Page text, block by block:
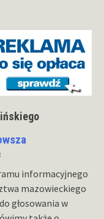
informacyjnego
mazowieckiego
głosowania w